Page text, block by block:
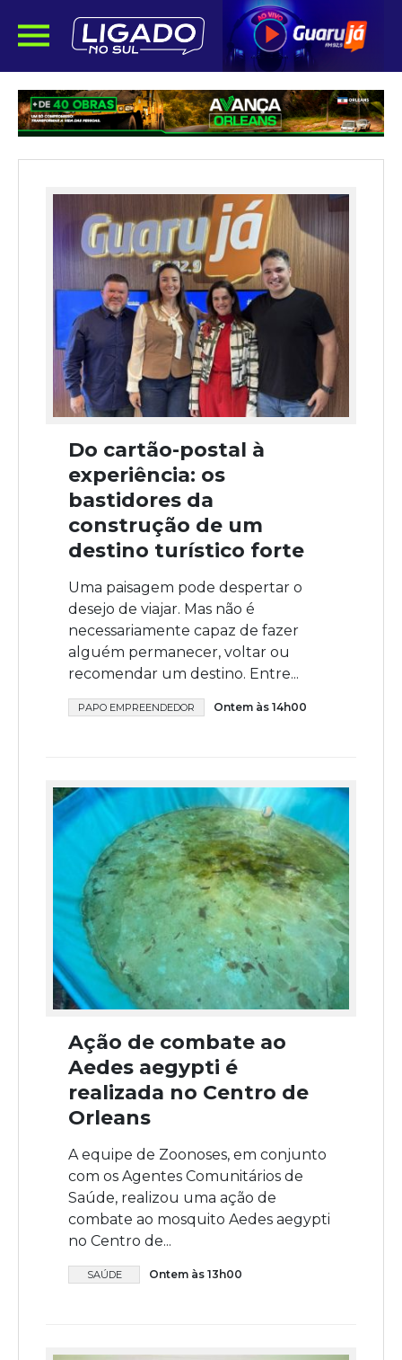
Do cartão-postal à
experiência: os
bastidores da
construção de um
destino turístico forte
Uma paisagem pode despertar o
desejo de viajar. Mas não é
necessariamente capaz de fazer
alguém permanecer, voltar ou
recomendar um destino. Entre...
PAPO EMPREENDEDOR Ontem às 14h00
Ação de combate ao
Aedes aegypti é
realizada no Centro de
Orleans
A equipe de Zoonoses, em conjunto
com os Agentes Comunitários de
Saúde, realizou uma ação de
combate ao mosquito Aedes aegypti
no Centro de...
SAÚDE Ontem às 13h00